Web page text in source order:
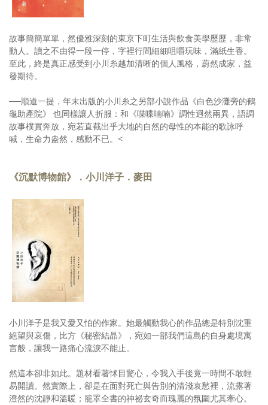
故事簡簡單單，然優雅深刻的東京下町生活與飲食美學歷歷，非常
動人。讀之不由得一段一停，字裡行間細細咀嚼玩味，滿紙生香。
至此，終是真正感受到小川糸越加清晰的個人風格，蔚然成家，益
發期待。
──順道一提，年末出版的小川糸之另部小說作品《白色沙灘旁的鶴
龜助產院》 也同樣讓人折服：和《喋喋喃喃》調性迥然兩異，語調
故事樸實奔放，宛若直截出乎大地的自然的母性的本能的歌詠呼
喊，生命力盎然，感動不已。<
《沉默博物館》．小川洋子．麥田
小川洋子是我又愛又怕的作家。她最觸動我心的作品總是特別沈重
絕望與哀傷，比方《秘密結晶》，宛如一部我們這島的自身處境寓
言般，讓我一路痛心流淚不能止。
然這本卻非如此。題材看著怵目驚心，令我入手後竟一時間不敢輕
易開讀。然實際上，卻是在面對死亡與告別的清淺哀愁裡，流露著
澄然的沈靜和溫暖；籠罩全書的神祕玄奇而瑰麗的氛圍尤其牽心。